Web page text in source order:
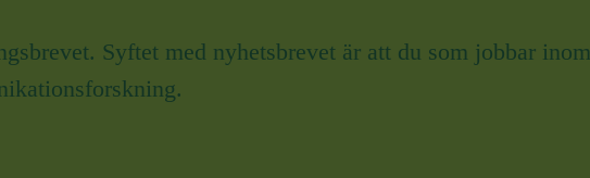
Syftet med nyhetsbrevet är att du som jobbar inom